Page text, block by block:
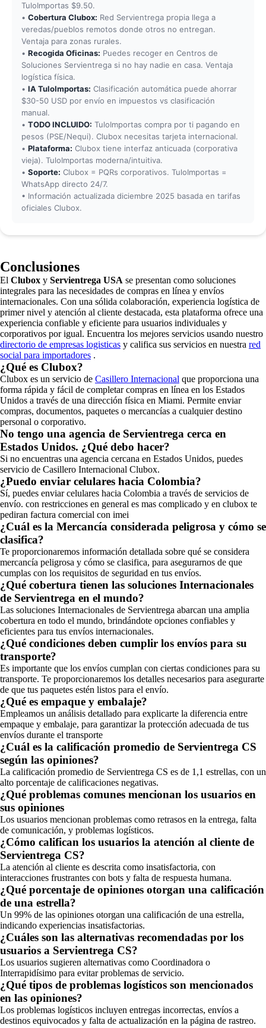
TuloImportas $9.50.
• Cobertura Clubox: Red Servientrega propia llega a
veredas/pueblos remotos donde otros no entregan.
Ventaja para zonas rurales.
• Recogida Oficinas: Puedes recoger en Centros de
Soluciones Servientrega si no hay nadie en casa. Ventaja
logística física.
• IA TuloImportas: Clasificación automática puede ahorrar
$30-50 USD por envío en impuestos vs clasificación
manual.
• TODO INCLUIDO: TuloImportas compra por ti pagando en
pesos (PSE/Nequi). Clubox necesitas tarjeta internacional.
• Plataforma: Clubox tiene interfaz anticuada (corporativa
vieja). TuloImportas moderna/intuitiva.
• Soporte: Clubox = PQRs corporativos. TuloImportas =
WhatsApp directo 24/7.
• Información actualizada diciembre 2025 basada en tarifas
oficiales Clubox.
Conclusiones
El Clubox y Servientrega USA se presentan como soluciones
integrales para las necesidades de compras en línea y envíos
internacionales. Con una sólida colaboración, experiencia logística de
primer nivel y atención al cliente destacada, esta plataforma ofrece una
experiencia confiable y eficiente para usuarios individuales y
corporativos por igual. Encuentra los mejores servicios usando nuestro
directorio de empresas logisticas y califica sus servicios en nuestra red
social para importadores .
¿Qué es Clubox?
Clubox es un servicio de Casillero Internacional que proporciona una
forma rápida y fácil de completar compras en línea en los Estados
Unidos a través de una dirección física en Miami. Permite enviar
compras, documentos, paquetes o mercancías a cualquier destino
personal o corporativo.
No tengo una agencia de Servientrega cerca en
Estados Unidos. ¿Qué debo hacer?
Si no encuentras una agencia cercana en Estados Unidos, puedes
servicio de Casillero Internacional Clubox.
¿Puedo enviar celulares hacia Colombia?
Sí, puedes enviar celulares hacia Colombia a través de servicios de
envío. con restricciones en general es mas complicado y en clubox te
pediran factura comercial con imei
¿Cuál es la Mercancía considerada peligrosa y cómo se
clasifica?
Te proporcionaremos información detallada sobre qué se considera
mercancía peligrosa y cómo se clasifica, para asegurarnos de que
cumplas con los requisitos de seguridad en tus envíos.
¿Qué cobertura tienen las soluciones Internacionales
de Servientrega en el mundo?
Las soluciones Internacionales de Servientrega abarcan una amplia
cobertura en todo el mundo, brindándote opciones confiables y
eficientes para tus envíos internacionales.
¿Qué condiciones deben cumplir los envíos para su
transporte?
Es importante que los envíos cumplan con ciertas condiciones para su
transporte. Te proporcionaremos los detalles necesarios para asegurarte
de que tus paquetes estén listos para el envío.
¿Qué es empaque y embalaje?
Empleamos un análisis detallado para explicarte la diferencia entre
empaque y embalaje, para garantizar la protección adecuada de tus
envíos durante el transporte
¿Cuál es la calificación promedio de Servientrega CS
según las opiniones?
La calificación promedio de Servientrega CS es de 1,1 estrellas, con un
alto porcentaje de calificaciones negativas.
¿Qué problemas comunes mencionan los usuarios en
sus opiniones
Los usuarios mencionan problemas como retrasos en la entrega, falta
de comunicación, y problemas logísticos.
¿Cómo califican los usuarios la atención al cliente de
Servientrega CS?
La atención al cliente es descrita como insatisfactoria, con
interacciones frustrantes con bots y falta de respuesta humana.
¿Qué porcentaje de opiniones otorgan una calificación
de una estrella?
Un 99% de las opiniones otorgan una calificación de una estrella,
indicando experiencias insatisfactorias.
¿Cuáles son las alternativas recomendadas por los
usuarios a Servientrega CS?
Los usuarios sugieren alternativas como Coordinadora o
Interrapidísimo para evitar problemas de servicio.
¿Qué tipos de problemas logísticos son mencionados
en las opiniones?
Los problemas logísticos incluyen entregas incorrectas, envíos a
destinos equivocados y falta de actualización en la página de rastreo.